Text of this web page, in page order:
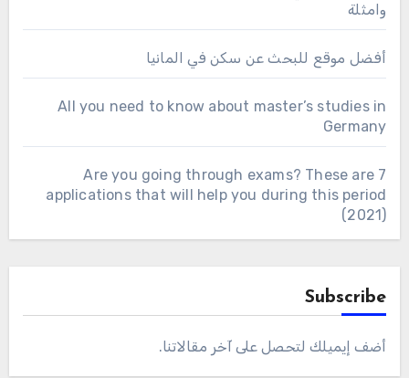
وامثلة
أفضل موقع للبحث عن سكن في المانيا
All you need to know about master’s studies in
Germany
Are you going through exams? These are 7
applications that will help you during this period
(2021)
Subscribe
أضف إيميلك لتحصل على آخر مقالاتنا.